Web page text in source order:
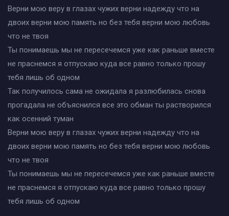
Верни мою веру в глазах чужих верни надежду что на
двоих верни мою память но без тебя верни мою любовь
что не твоя
Ты понимаешь мы не пересечемся уже как раньше вместе
не праснемся я отпускаю куда все равно только прошу
тебя лишь об одном
Так получилось сама не ожидала я разлюбилась снова
прогадала не объяснился все это обман ты растворился
как осенний туман
Верни мою веру в глазах чужих верни надежду что на
двоих верни мою память но без тебя верни мою любовь
что не твоя
Ты понимаешь мы не пересечемся уже как раньше вместе
не праснемся я отпускаю куда все равно только прошу
тебя лишь об одном